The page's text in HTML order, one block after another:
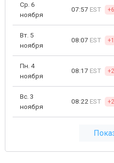
Ср. 6
ноября
07:57 EST
Вт. 5
ноября
08:07 EST
Пн. 4
ноября
08:17 EST
Вс. 3
ноября
08:22 EST